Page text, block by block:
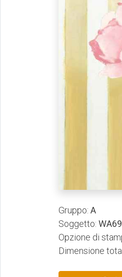
Gruppo: A
Soggetto:
Opzione di
Dimensione